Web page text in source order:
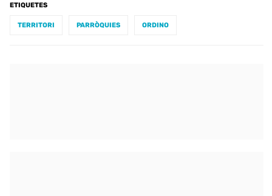
ETIQUETES
TERRITORI PARRÒQUIES ORDINO